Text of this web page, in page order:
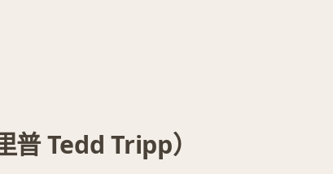
普 Tedd Tripp）